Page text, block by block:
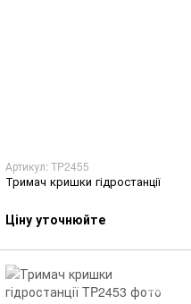
Артикул: TP2455
Тримач кришки гідростанції
Ціну уточнюйте